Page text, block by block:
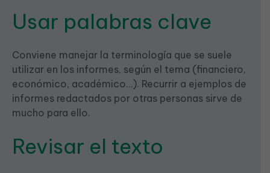
Usar palabras clave
Conviene manejar la terminología que se suele
utilizar en los informes, según el tema (financiero,
económico, académico…). Recurrir a ejemplos de
informes redactados por otras personas sirve de
mucho para ello.
Revisar el texto